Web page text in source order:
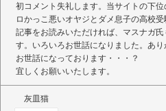
初コメント失礼します。当サイトの下
ロかっこ悪いオヤジとダメ息子の高校受
記事をお読みいただければ、マスナガ
す。いろいろお世話になりました。あ
お世話になっております・・・？
宜しくお願いいたします。
灰皿猫